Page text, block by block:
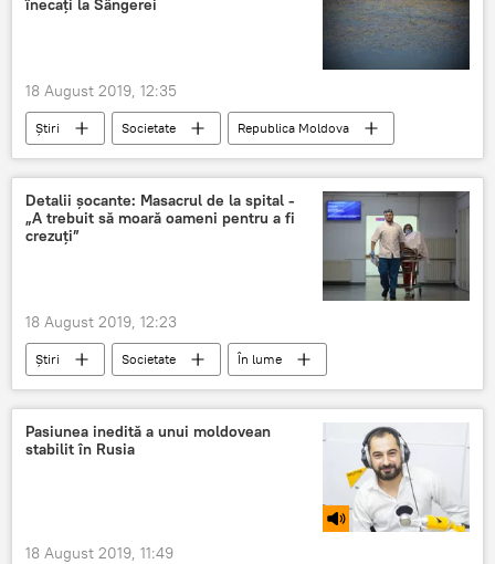
Infografic
înecaţi la Sângerei
18 August 2019, 12:35
Știri Societate
Republica Moldova
Moldova
Sangerei
copii
minori
inecat
Detalii șocante: Masacrul de la spital -
„A trebuit să moară oameni pentru a fi
crezuţi”
18 August 2019, 12:23
Știri Societate
În lume
Romania
Buzau
masacru
morti
raniti
Pasiunea inedită a unui moldovean
stabilit în Rusia
18 August 2019, 11:49